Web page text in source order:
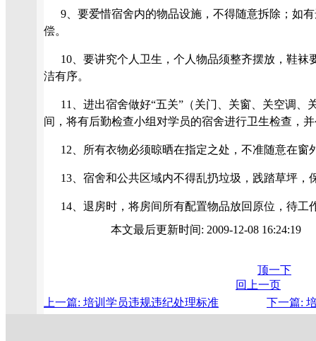
9、 要爱惜宿舍内的物品设施，不得随意拆除；如
偿。
10、 要讲究个人卫生，个人物品须整齐摆放，鞋袜
洁有序。
11、 进出宿舍做好“五关”（关门、关窗、关空调、
间，将有后勤检查小组对学员的宿舍进行卫生检查，
12、 所有衣物必须晾晒在指定之处，不准随意在窗
13、 宿舍和公共区域内不得乱扔垃圾，践踏草坪，
14、 退房时，将房间所有配置物品放回原位，待工
本文最后更新时间: 2009-12-08
顶一下
回上一页
上一篇: 培训学员违规违纪处理标准
下一篇: